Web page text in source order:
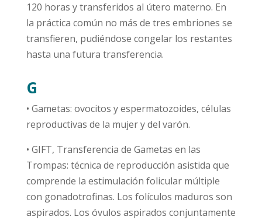
120 horas y transferidos al útero materno. En
la práctica común no más de tres embriones se
transfieren, pudiéndose congelar los restantes
hasta una futura transferencia.
G
• Gametas: ovocitos y espermatozoides, células
reproductivas de la mujer y del varón.
• GIFT, Transferencia de Gametas en las
Trompas: técnica de reproducción asistida que
comprende la estimulación folicular múltiple
con gonadotrofinas. Los folículos maduros son
aspirados. Los óvulos aspirados conjuntamente